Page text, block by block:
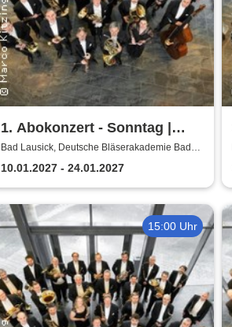
1. Abokonzert - Sonntag |
Sächsische
Bläserphilharmonie
Bad Lausick, Deutsche Bläserakademie Bad
Lausick
10.01.2027 - 24.01.2027
15:00 Uhr